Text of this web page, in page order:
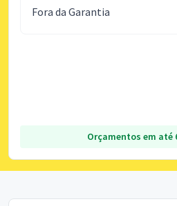
Fora da Garantia
Orçamentos em até